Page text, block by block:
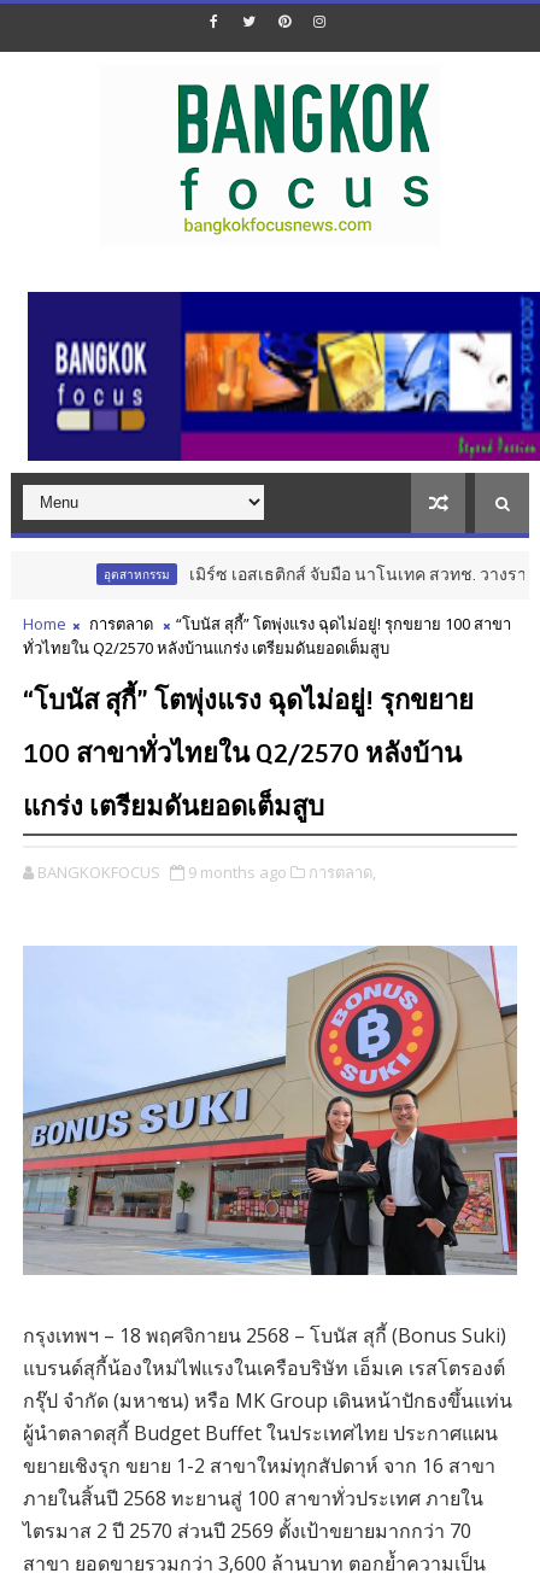
อุตสาหกรรม เมิร์ซ เอสเธติกส์ จับมือ นาโนเทค สวทช. วางรากฐาน
Home การตลาด
“โบนัส สุกี้” โตพุ่งแรง ฉุดไม่อยู่! รุกขยาย 100 สาขา
ทั่วไทยใน Q2/2570 หลังบ้านแกร่ง เตรียมดันยอดเต็มสูบ
“โบนัส สุกี้” โตพุ่งแรง ฉุดไม่อยู่! รุกขยาย
100 สาขาทั่วไทยใน Q2/2570 หลังบ้าน
แกร่ง เตรียมดันยอดเต็มสูบ
BANGKOKFOCUS 9 months ago การตลาด,
กรุงเทพฯ – 18 พฤศจิกายน 2568 – โบนัส สุกี้ (Bonus Suki)
แบรนด์สุกี้น้องใหม่ไฟแรงในเครือบริษัท เอ็มเค เรสโตรองต์
กรุ๊ป จำกัด (มหาชน) หรือ MK Group เดินหน้าปักธงขึ้นแท่น
ผู้นำตลาดสุกี้ Budget Buffet ในประเทศไทย ประกาศแผน
ขยายเชิงรุก ขยาย 1-2 สาขาใหม่ทุกสัปดาห์ จาก 16 สาขา
ภายในสิ้นปี 2568 ทะยานสู่ 100 สาขาทั่วประเทศ ภายใน
ไตรมาส 2 ปี 2570 ส่วนปี 2569 ตั้งเป้าขยายมากกว่า 70
สาขา ยอดขายรวมกว่า 3,600 ล้านบาท ตอกย้ำความเป็น